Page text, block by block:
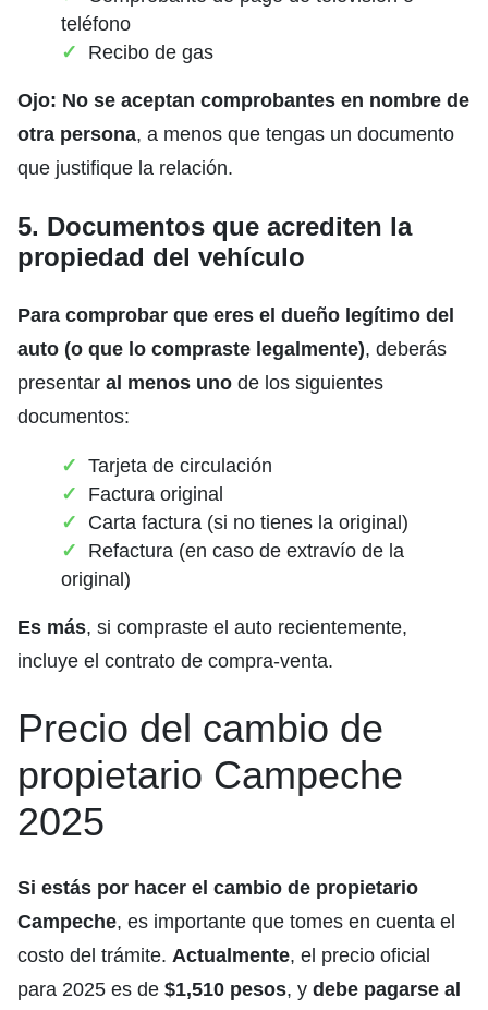
teléfono
Recibo de gas
Ojo: No se aceptan comprobantes en nombre de
otra persona, a menos que tengas un documento
que justifique la relación.
5. Documentos que acrediten la
propiedad del vehículo
Para comprobar que eres el dueño legítimo del
auto (o que lo compraste legalmente), deberás
presentar al menos uno de los siguientes
documentos:
Tarjeta de circulación
Factura original
Carta factura (si no tienes la original)
Refactura (en caso de extravío de la
original)
Es más, si compraste el auto recientemente,
incluye el contrato de compra-venta.
Precio del cambio de
propietario Campeche
2025
Si estás por hacer el cambio de propietario
Campeche, es importante que tomes en cuenta el
costo del trámite. Actualmente, el precio oficial
para 2025 es de $1,510 pesos, y debe pagarse al